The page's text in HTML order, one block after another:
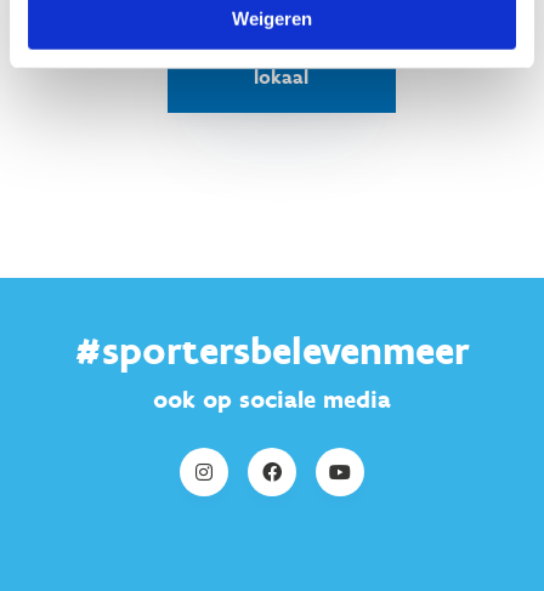
Weigeren
Reserveer je
lokaal
#sportersbelevenmeer
ook op sociale media